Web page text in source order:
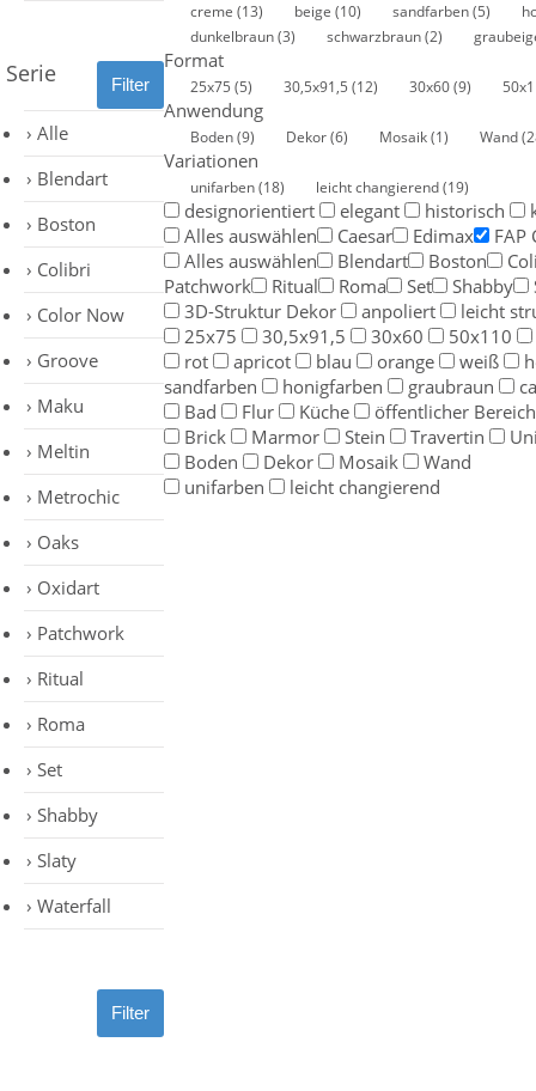
Serie
Alle
Blendart
Boston
Colibri
Color Now
Groove
Maku
Meltin
Metrochic
Oaks
Oxidart
Patchwork
Ritual
Roma
Set
Shabby
Slaty
Waterfall
creme (13) beige (10) sandfarben(5)
dunkelbraun(3) schwarzbraun(2)
Format
25x75 (5) 30,5x91,5 (12) 30x60(9)
Anwendung
Boden(9) Dekor(6) Mosaik(1) Wand
Variationen
unifarben(18) leicht changierend(19)
designorientiert elegant historisch
Alles auswählen
Caesar Edimax
FAP
Alles auswählen
Blendart Boston
Patchwork
Ritual Roma Set Shabby
3D-Struktur Dekor
anpoliert
leicht
25x75
30,5x91,5 30x60
50x110
rot
apricot blau orange weiß
sandfarben
honigfarben graubraun
Bad
Flur Küche
öffentlicher Bereich
Brick
Marmor Stein Travertin
Boden
Dekor Mosaik
Wand
unifarben
leicht changierend